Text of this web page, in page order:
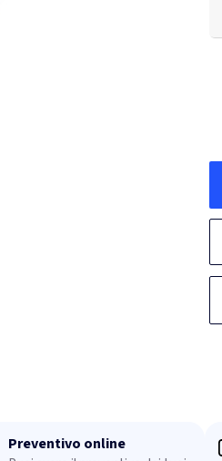
Preventivo online